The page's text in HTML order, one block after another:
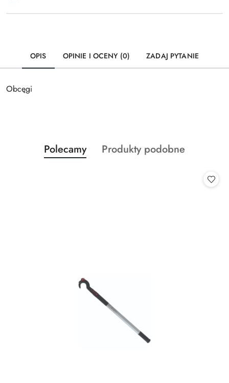
OPIS OPINIE I OCENY (0) ZADAJ PYTANIE
Obcęgi
Pomiń karuzelę produktów
Produkty
o
Polecamy
Produkty
Produkty podobne